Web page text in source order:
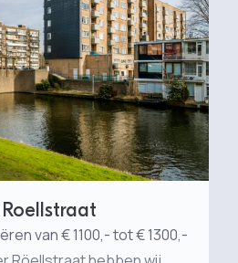
van € 1100,- tot € 1300,-